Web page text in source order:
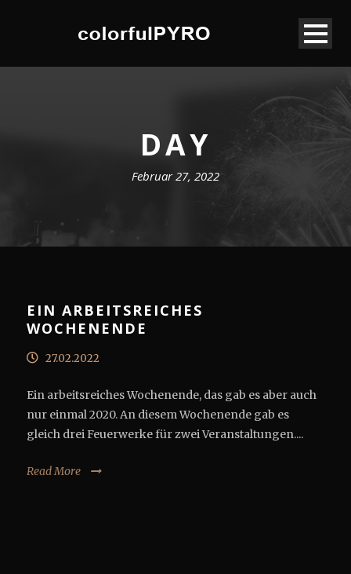
DAY
Februar 27, 2022
EIN ARBEITSREICHES
WOCHENENDE
27.02.2022
Ein arbeitsreiches Wochenende, das gab es aber auch
nur einmal 2020. An diesem Wochenende gab es
gleich drei Feuerwerke für zwei Veranstaltungen....
Read More